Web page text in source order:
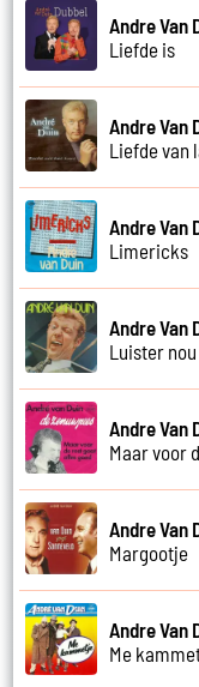
Andre Van
Liefde is
Andre Van
Liefde van
Andre Van
Limericks
Andre Van
Luister
Andre Van
Maar voor
Andre Van
Margootje
Andre Van
Me